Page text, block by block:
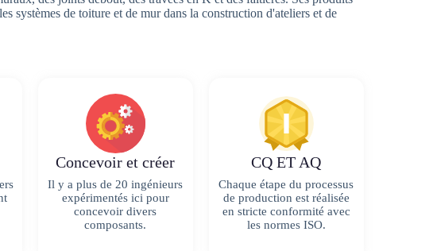
systèmes de toiture et de mur dans la construction d'ateliers et de
Concevoir et créer
Il y a plus de 20 ingénieurs
expérimentés ici pour
concevoir divers
composants.
CQ ET AQ
Chaque étape du processus
de production est réalisée
en stricte conformité avec
les normes ISO.